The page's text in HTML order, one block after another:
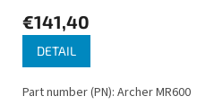
€141,40
DETAIL
Part number (PN): Archer MR600